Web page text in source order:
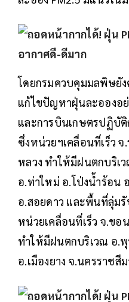
โดยกรมควบคุมมลพิษยัง
แก้ไขปัญหาฝุ่นละอองอ
และการบินเกษตรปฏิบั
ซึ่งหน่วยฯเคลื่อนที่เร็ว
หลวง ทำให้มีฝนตกบริเ
อ.ท่าใหม่ อ.โป่งน้ำร้อน
อ.สอยดาว และพื้นที่ลุ่มรั
หน่วยเคลื่อนที่เร็ว จ.ข
ทำให้มีฝนตกบริเวณ อ.พุ
อ.เมืองยาง จ.นครราชสี